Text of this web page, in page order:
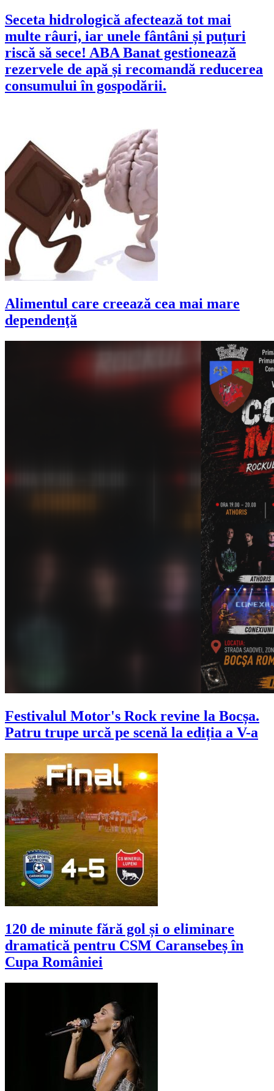
Seceta hidrologică afectează tot mai
multe râuri, iar unele fântâni și puțuri
riscă să sece! ABA Banat gestionează
rezervele de apă și recomandă reducerea
consumului în gospodării.
Alimentul care creează cea mai mare
dependenţă
Festivalul Motor's Rock revine la Bocșa.
Patru trupe urcă pe scenă la ediția a V-a
120 de minute fără gol și o eliminare
dramatică pentru CSM Caransebeș în
Cupa României